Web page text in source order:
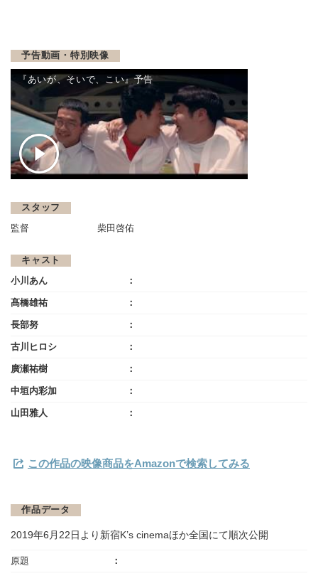
予告動画・特別映像
『あいが、そいで、こい』予告
スタッフ
監督 柴田啓佑
キャスト
小川あん
髙橋雄祐
長部努
古川ヒロシ
廣瀬祐樹
中垣内彩加
山田雅人
この作品の映像商品をAmazonで検索してみる
作品データ
2019年6月22日より新宿K’s cinemaほか全国にて順次公開
原題